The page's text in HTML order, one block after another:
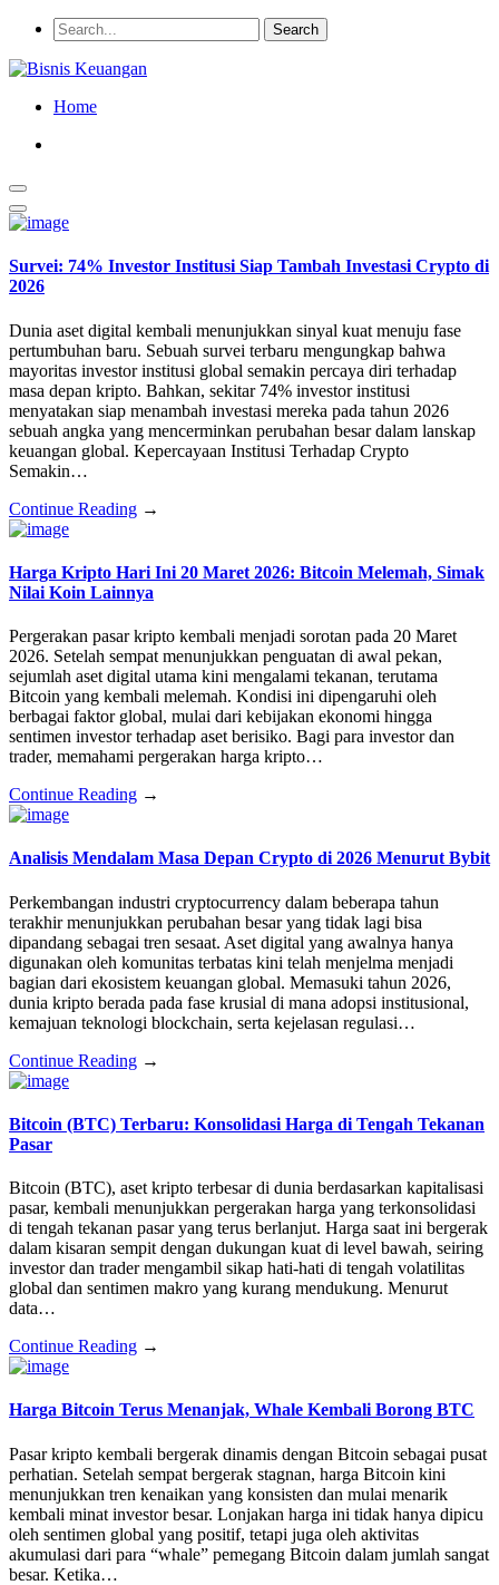
Home
Survei: 74% Investor Institusi Siap Tambah Investasi Crypto di
2026
Dunia aset digital kembali menunjukkan sinyal kuat menuju fase
pertumbuhan baru. Sebuah survei terbaru mengungkap bahwa
mayoritas investor institusi global semakin percaya diri terhadap
masa depan kripto. Bahkan, sekitar 74% investor institusi
menyatakan siap menambah investasi mereka pada tahun 2026
sebuah angka yang mencerminkan perubahan besar dalam lanskap
keuangan global. Kepercayaan Institusi Terhadap Crypto
Semakin…
Continue Reading →
Harga Kripto Hari Ini 20 Maret 2026: Bitcoin Melemah, Simak
Nilai Koin Lainnya
Pergerakan pasar kripto kembali menjadi sorotan pada 20 Maret
2026. Setelah sempat menunjukkan penguatan di awal pekan,
sejumlah aset digital utama kini mengalami tekanan, terutama
Bitcoin yang kembali melemah. Kondisi ini dipengaruhi oleh
berbagai faktor global, mulai dari kebijakan ekonomi hingga
sentimen investor terhadap aset berisiko. Bagi para investor dan
trader, memahami pergerakan harga kripto…
Continue Reading →
Analisis Mendalam Masa Depan Crypto di 2026 Menurut Bybit
Perkembangan industri cryptocurrency dalam beberapa tahun
terakhir menunjukkan perubahan besar yang tidak lagi bisa
dipandang sebagai tren sesaat. Aset digital yang awalnya hanya
digunakan oleh komunitas terbatas kini telah menjelma menjadi
bagian dari ekosistem keuangan global. Memasuki tahun 2026,
dunia kripto berada pada fase krusial di mana adopsi institusional,
kemajuan teknologi blockchain, serta kejelasan regulasi…
Continue Reading →
Bitcoin (BTC) Terbaru: Konsolidasi Harga di Tengah Tekanan
Pasar
Bitcoin (BTC), aset kripto terbesar di dunia berdasarkan kapitalisasi
pasar, kembali menunjukkan pergerakan harga yang terkonsolidasi
di tengah tekanan pasar yang terus berlanjut. Harga saat ini bergerak
dalam kisaran sempit dengan dukungan kuat di level bawah, seiring
investor dan trader mengambil sikap hati-hati di tengah volatilitas
global dan sentimen makro yang kurang mendukung. Menurut
data…
Continue Reading →
Harga Bitcoin Terus Menanjak, Whale Kembali Borong BTC
Pasar kripto kembali bergerak dinamis dengan Bitcoin sebagai pusat
perhatian. Setelah sempat bergerak stagnan, harga Bitcoin kini
menunjukkan tren kenaikan yang konsisten dan mulai menarik
kembali minat investor besar. Lonjakan harga ini tidak hanya dipicu
oleh sentimen global yang positif, tetapi juga oleh aktivitas
akumulasi dari para “whale” pemegang Bitcoin dalam jumlah sangat
besar. Ketika…